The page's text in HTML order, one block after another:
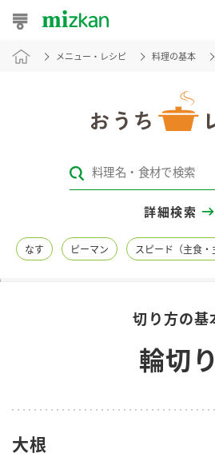
おうちレシピ
レシピカテゴリ一覧
レシピ名特集
新商品一覧
キャンペーン情報
メニュー・レシピ 料理の基本
詳細検索
なす ピーマン スピード（主食・
切り方の基
輪切り
大根